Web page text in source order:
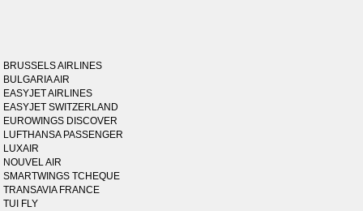
BRUSSELS AIRLINES
BULGARIA AIR
EASYJET AIRLINES
EASYJET SWITZERLAND
EUROWINGS DISCOVER
LUFTHANSA PASSENGER
LUXAIR
NOUVEL AIR
SMARTWINGS TCHEQUE
TRANSAVIA FRANCE
TUI FLY